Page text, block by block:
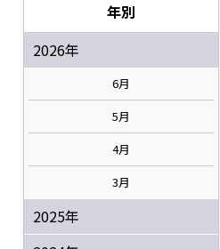
年別
2026年
6月
5月
4月
3月
2025年